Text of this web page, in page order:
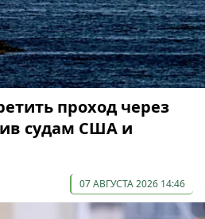
проход через
судам США и
07 АВГУСТА 2026 14:46